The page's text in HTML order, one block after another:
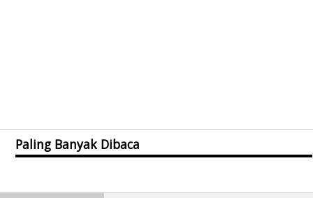
Paling Banyak Dibaca